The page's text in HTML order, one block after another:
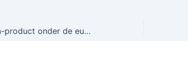
Ontdek het Action-product onder de euro dat al je ergernissen vermindert